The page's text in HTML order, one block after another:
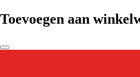
Toevoegen aan